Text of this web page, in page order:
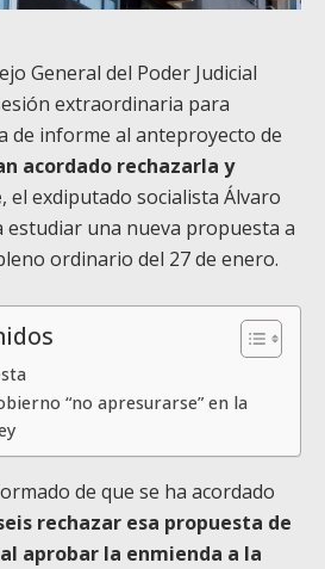
General del Poder Judicial
extraordinaria para
de informe al anteproyecto de
acordado rechazarla y
, el exdiputado socialista Álvaro
estudiar una nueva propuesta a
ordinario del 27 de enero.
“no apresurarse” en la
de que se ha acordado
rechazar esa propuesta de
aprobar la enmienda a la